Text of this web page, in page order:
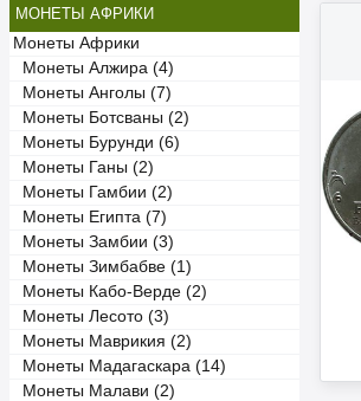
МОНЕТЫ АФРИКИ
Монеты Африки
Монеты Алжира (4)
Монеты Анголы (7)
Монеты Ботсваны (2)
Монеты Бурунди (6)
Монеты Ганы (2)
Монеты Гамбии (2)
Монеты Египта (7)
Монеты Замбии (3)
Монеты Зимбабве (1)
Монеты Кабо-Верде (2)
Монеты Лесото (3)
Монеты Маврикия (2)
Монеты Мадагаскара (14)
Монеты Малави (2)